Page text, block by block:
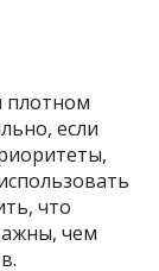
плотном
если
что
чем